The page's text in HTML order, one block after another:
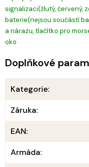
signalizaci(žlutý, červený,
baterie(nejsou součástí
a nárazu, tlačítko pro
oko
Doplňkové
Kategorie:
Záruka:
EAN:
Armáda: